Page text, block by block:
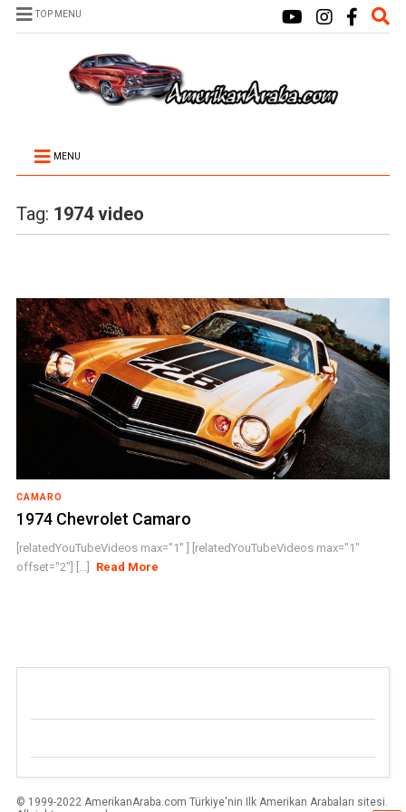
TOP MENU
MENU
Tag: 1974 video
CAMARO
1974 Chevrolet Camaro
[relatedYouTubeVideos max="1" ] [relatedYouTubeVideos max="1"
offset="2"] [...]
Read More
© 1999-2022 AmerikanAraba.com Türkiye'nin Ilk Amerikan Arabaları sitesi.